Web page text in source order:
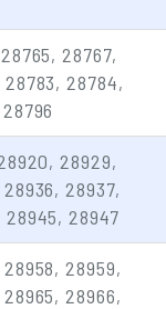
28767,
28784,
28929,
28937,
28947
28959,
28966,